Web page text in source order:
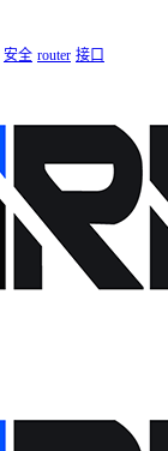
安全 router 接口